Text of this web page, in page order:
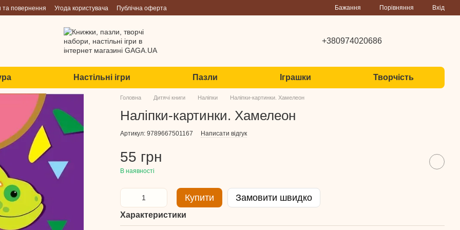
та повернення Угода користувача Публічна оферта Бажання Порівняння Вхід
+380974020686
Настільні ігри Пазли Іграшки Творчість
Головна Дитячі книги Наліпки Наліпки-картинки. Хамелеон
Наліпки-картинки. Хамелеон
Артикул: 9789667501167 Написати відгук
55 грн
В наявності
Купити Замовити швидко
Характеристики